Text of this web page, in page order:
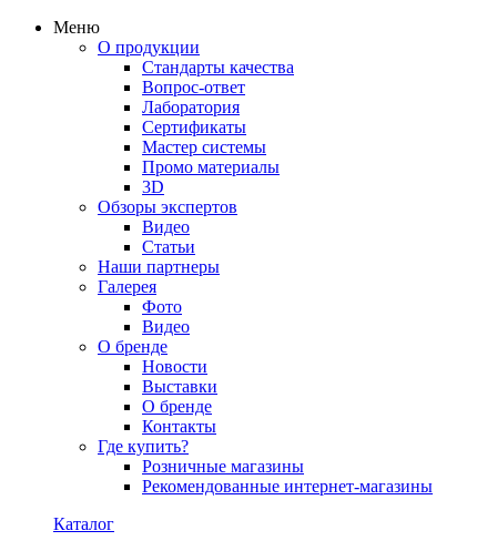
Меню
О продукции
Стандарты качества
Вопрос-ответ
Лаборатория
Сертификаты
Мастер системы
Промо материалы
3D
Обзоры экспертов
Видео
Статьи
Наши партнеры
Галерея
Фото
Видео
О бренде
Новости
Выставки
О бренде
Контакты
Где купить?
Розничные магазины
Рекомендованные интернет-магазины
Каталог